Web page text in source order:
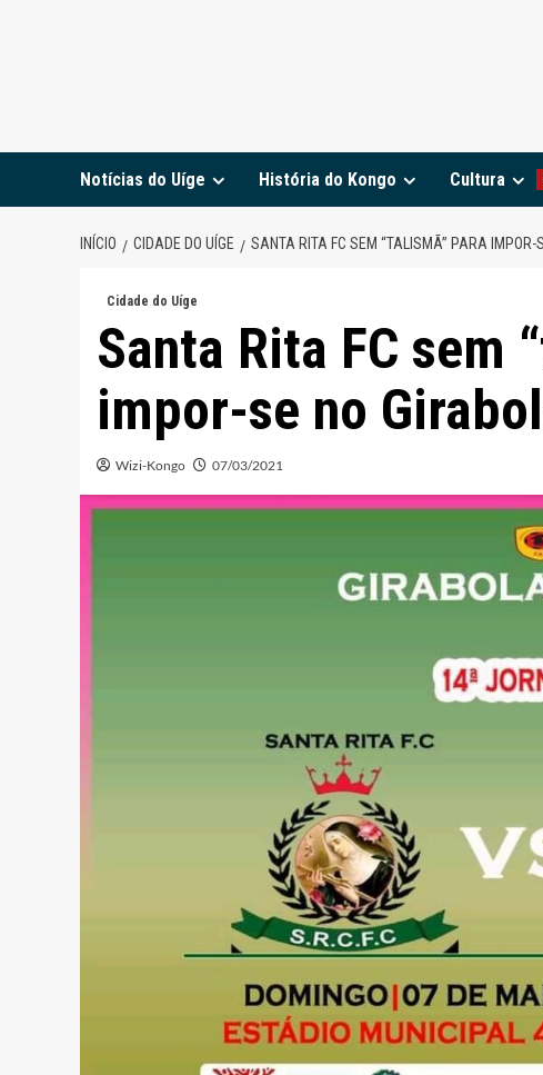
Notícias do Uíge História do Kongo Cultura
INÍCIO CIDADE DO UÍGE SANTA RITA FC SEM “TALISMÃ” PARA
Cidade do Uíge
Santa Rita FC sem
impor-se no
Wizi-Kongo 07/03/2021